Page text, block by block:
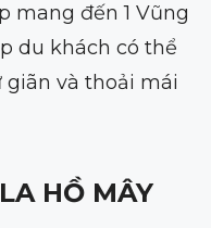
mang đến 1 Vũng
du khách có thể
và thoải mái
HỒ MÂY